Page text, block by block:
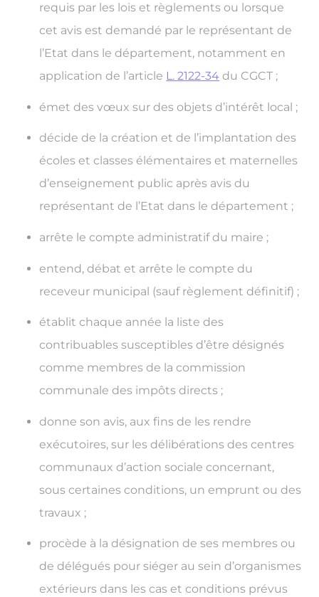
requis par les lois et règlements ou lorsque
cet avis est demandé par le représentant de
l’Etat dans le département, notamment en
application de l’article L. 2122-34 du CGCT ;
émet des vœux sur des objets d’intérêt local ;
décide de la création et de l’implantation des
écoles et classes élémentaires et maternelles
d’enseignement public après avis du
représentant de l’Etat dans le département ;
arrête le compte administratif du maire ;
entend, débat et arrête le compte du
receveur municipal (sauf règlement définitif) ;
établit chaque année la liste des
contribuables susceptibles d’être désignés
comme membres de la commission
communale des impôts directs ;
donne son avis, aux fins de les rendre
exécutoires, sur les délibérations des centres
communaux d’action sociale concernant,
sous certaines conditions, un emprunt ou des
travaux ;
procède à la désignation de ses membres ou
de délégués pour siéger au sein d’organismes
extérieurs dans les cas et conditions prévus